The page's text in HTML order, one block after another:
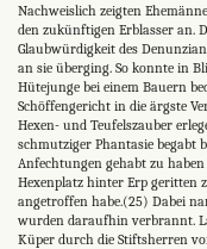
Nachweislich zeigten
den zukünftigen Erblasser an.
Glaubwürdigkeit des
an sie überging. So konnte in
Hütejunge bei einem Bauern
Schöffengericht in die ärgste
Hexen- und Teufelszauber
schmutziger Phantasie begabt
Anfechtungen gehabt zu
Hexenplatz hinter Erp geritten
angetroffen habe.(25) Dabei
wurden daraufhin verbrannt.
Küper durch die Stiftsherren